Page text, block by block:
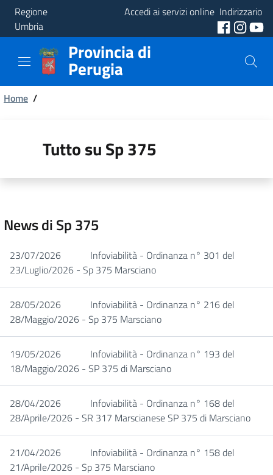
Regione
Umbria
Accedi ai servizi online Indirizzario
Provincia
Aree
Tematiche
Provincia di
Perugia
Briciole
pane
Home /
Tutto su Sp 375
News di Sp 375
23/07/2026
Infoviabilità - Ordinanza n° 301 del
23/Luglio/2026 - Sp 375 Marsciano
28/05/2026
Infoviabilità - Ordinanza n° 216 del
28/Maggio/2026 - Sp 375 Marsciano
19/05/2026
Infoviabilità - Ordinanza n° 193 del
18/Maggio/2026 - SP 375 di Marsciano
28/04/2026
Infoviabilità - Ordinanza n° 168 del
28/Aprile/2026 - SR 317 Marscianese SP 375 di Marsciano
21/04/2026
Infoviabilità - Ordinanza n° 158 del
21/Aprile/2026 - Sp 375 Marsciano